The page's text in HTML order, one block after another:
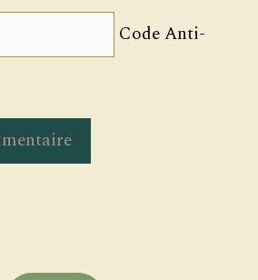
Code Anti-